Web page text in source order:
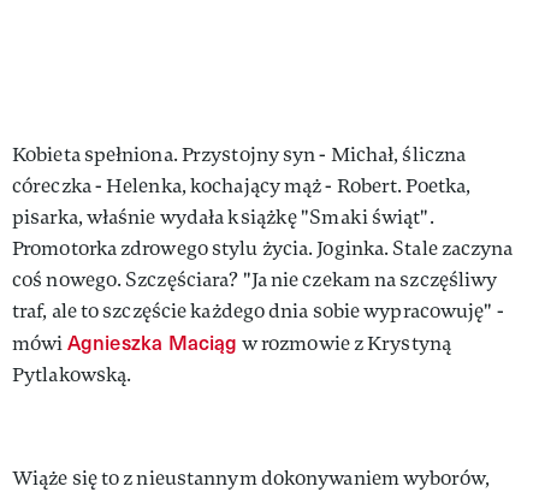
Kobieta spełniona. Przystojny syn - Michał, śliczna
córeczka - Helenka, kochający mąż - Robert. Poetka,
pisarka, właśnie wydała książkę "Smaki świąt".
Promotorka zdrowego stylu życia. Joginka. Stale zaczyna
coś nowego. Szczęściara? "Ja nie czekam na szczęśliwy
traf, ale to szczęście każdego dnia sobie wypracowuję" -
mówiAgnieszka Maciąg w rozmowie z Krystyną
Pytlakowską.
Wiąże się to z nieustannym dokonywaniem wyborów,